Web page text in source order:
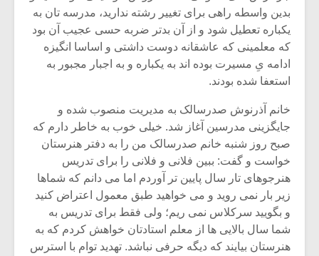
بدین واسطه راهی برای تغییر رشته ندارید، مدرسه تان به
یکباره تعطیل شود و از آن بدتر ضربه حسی عجیب آن بود
که معلمینی که عاشقانه دوست داشتی و اساسا انگیزه
ادامه یِ مسیرت بوده اند به یکباره و به اجبار مجبور به
استعفا شده بودند.
خانم آذرنوش صدرسالک به مدیریت منصوب شده و
جایگزینی مدرسین آغاز شد. خیلی خوب به خاطر دارم که
صبح روز شنبه خانم صدرسالک من را به دفتر هنرستان
خواست و گفت: ببین فلانی و فلانی را برای تدریس
هنرجوهای تار سال پایین تر آوردم اما می دانم که شماها
زیر بار نمی روید و می خواهید طبق معمول اعتراض کنید
و بگویید سرکلاس نمی ریم؛ ولی فقط برای تدریس به
شما سال بالایی ها از معلم استادتان خواهش کردم که به
هنرستان بیایند که دیگه حرفی نباشد. تهدید توام با استرس
یادداشتی بر موسیقی
متن فیلم «متری
شیش و نیم»
مشهورترین باشی،
بدنام ترین باش
دوره
موسیقی
موسیقی